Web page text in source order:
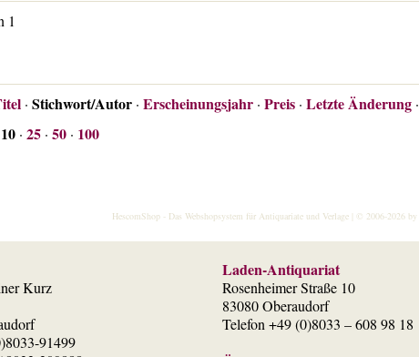
1
· Stichwort/Autor · Erscheinungsjahr · Preis · Letzte Änderung ·
10 · 25 · 50 · 100
HescomShop- Das Webshopsystem für Antiquariate und Verlage | © 2006-2026 by
Kurz
91499
Laden-Antiquariat
Rosenheimer Straße 10
83080 Oberaudorf
Telefon +49 (0)8033 – 608 98 18